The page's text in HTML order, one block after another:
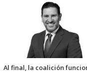
Al final, la coalición